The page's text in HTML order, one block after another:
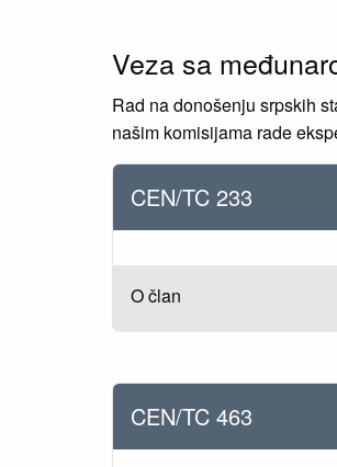
Veza sa
Rad na donošenju srpskih
našim komisijama rade
CEN/TC 233
O član
CEN/TC 463